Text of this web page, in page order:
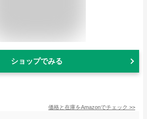
ショップでみる
価格と在庫をAmazonでチェック >>